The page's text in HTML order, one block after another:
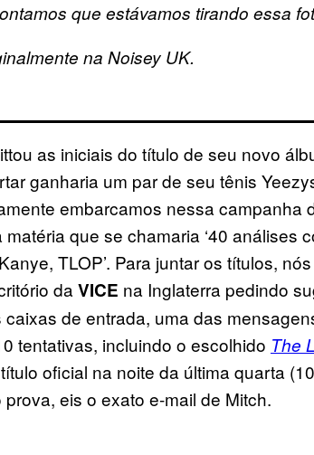
que estávamos tirando essa
na Noisey UK.
as iniciais do título de seu novo
ganharia um par de seu tênis
embarcamos nessa campanha
que se chamaria ‘40 análises
TLOP’. Para juntar os títulos,
da VICE na Inglaterra pedindo
de entrada, uma das
tentativas, incluindo o escolhido The
oficial na noite da última quarta
eis o exato e-mail de Mitch.